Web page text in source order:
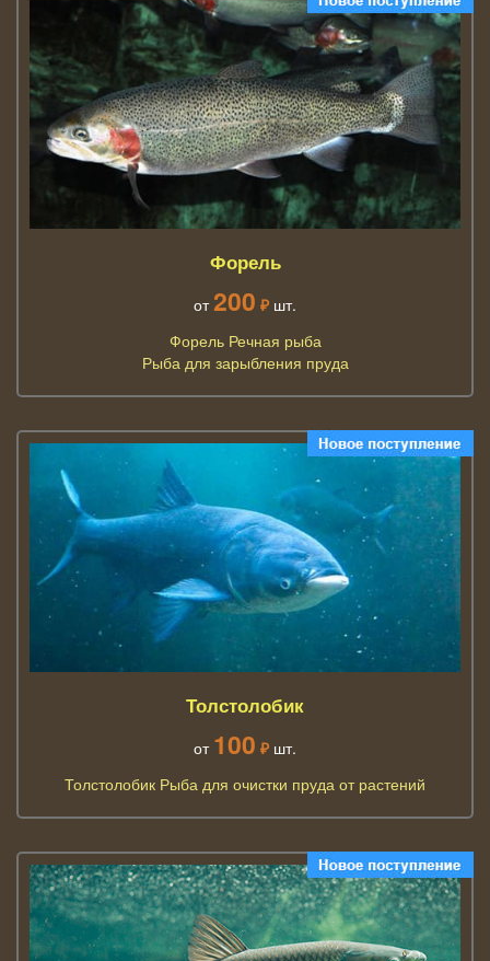
Форель
от 200 ₽ шт.
Форель Речная рыба
Рыба для зарыбления пруда
Толстолобик
от 100 ₽ шт.
Толстолобик Рыба для очистки пруда от растений